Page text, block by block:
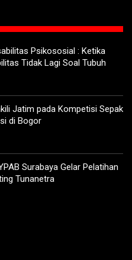
Psikososial : Ketika
Tidak Lagi Soal Tubuh
Jatim pada Kompetisi Sepak
di Bogor
Surabaya Gelar Pelatihan
Tunanetra